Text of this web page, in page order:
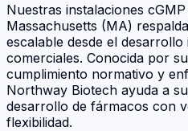
Nuestras instalaciones
Massachusetts (MA)
escalable desde el desarrollo
comerciales. Conocida por
cumplimiento normativo y
Northway Biotech ayuda a
desarrollo de fármacos con
flexibilidad.